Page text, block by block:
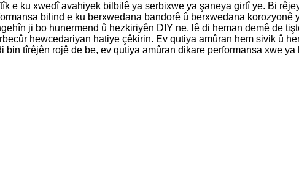
e ku xwedî avahiyek bilbilê ya serbixwe ya şaneya girtî ye. Bi
bilind e ku berxwedana bandorê û berxwedana
ji bo hunermend û hezkiriyên DIY ne, lê di heman demê de
hewcedariyan hatiye çêkirin. Ev qutiya amûran hem sivik û
tîrêjên rojê de be, ev qutiya amûran dikare performansa xwe